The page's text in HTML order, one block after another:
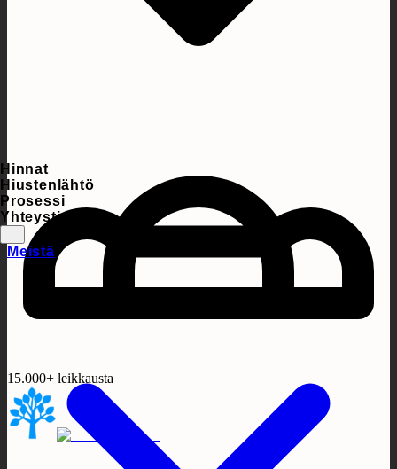
Hinnat
Hiustenlähtö
Prosessi
Yhteystiedot
...
Meistä
15.000+ leikkausta